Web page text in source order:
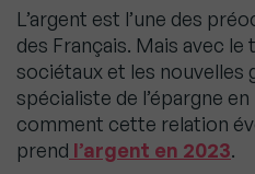
L’argent est l’une des
des Français. Mais avec
sociétaux et les nouvelles
spécialiste de l’épargne
comment cette relation
prend l’argent en 2023.